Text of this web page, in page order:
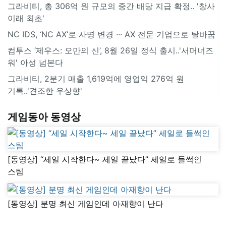
그라비티, 총 306억 원 규모의 중간 배당 지급 확정.. '창사
이래 최초'
NC IDS, ‘NC AX’로 사명 변경 ∙∙∙ AX 전문 기업으로 탈바꿈
컴투스 ‘제우스: 오만의 신’, 8월 26일 정식 출시..'서머너즈
워' 아성 넘본다
그라비티, 2분기 매출 1,619억에 영업익 276억 원
기록..'견조한 우상향'
게임동아 동영상
[동영상] “세일 시작한다~ 세일 끝났다” 세일로 들썩인
스팀
[동영상] 분명 최신 게임인데 아재향이 난다